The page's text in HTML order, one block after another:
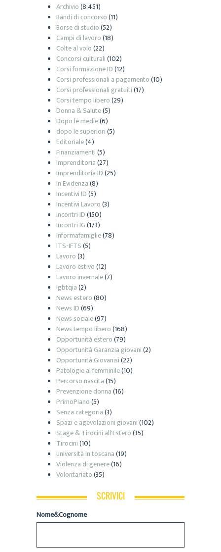
Archivio(8.451)
Bandi di concorso(11)
Borse di studio(52)
Campi di lavoro(18)
Colte al volo(22)
Concorsi culturali(102)
Corsi formazione ID(12)
Corsi professionali a pagamento(10)
Corsi professionali gratuiti(17)
Corsi tempo libero(29)
Donna & Salute(5)
Dopo le medie(6)
dopo le superiori(5)
Editoriale(4)
Finanziamenti(5)
Imprenditoria(27)
Imprenditoria ID(25)
In Evidenza(8)
Incentivi ID(5)
Incentivi Lavoro(3)
Incontri ID(150)
Incontri IG(173)
Informafamiglie(78)
ITS-IFTS(5)
Lavoro(3)
Lavoro estivo(12)
Lavoro invernale(7)
lgbtqia(2)
News estero(80)
News ID(69)
News sociale(97)
News tempo libero(168)
Opportunità estero(79)
Opportunità Garanzia giovani(2)
Opportunità Giovanisì(22)
Patologie al femminile(10)
Percorso nascita(15)
Prevenzione donna(16)
PrimoPiano(5)
Senza categoria(3)
Spazi e agevolazioni giovani(102)
Stage & Tirocini all'Estero(35)
Tirocini(10)
università in toscana(19)
Violenza di genere(16)
Volontariato(35)
SCRIVICI
Nome&Cognome